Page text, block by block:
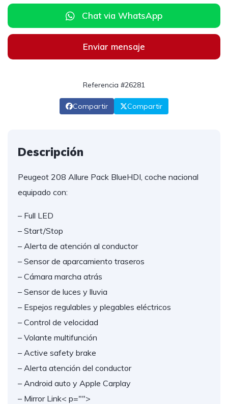
Chat via WhatsApp
Enviar mensaje
Referencia #26281
Compartir Compartir
Descripción
Peugeot 208 Allure Pack BlueHDI, coche nacional
equipado con:
– Full LED
– Start/Stop
– Alerta de atención al conductor
– Sensor de aparcamiento traseros
– Cámara marcha atrás
– Sensor de luces y lluvia
– Espejos regulables y plegables eléctricos
– Control de velocidad
– Volante multifunción
– Active safety brake
– Alerta atención del conductor
– Android auto y Apple Carplay
– Mirror Link< p="">